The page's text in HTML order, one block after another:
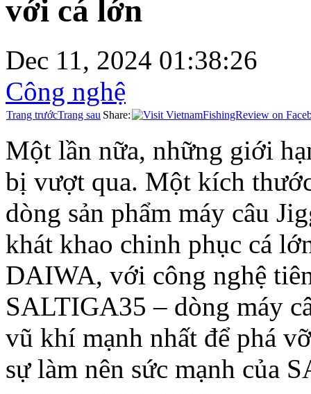
với cá lớn
Dec 11, 2024 01:38:26
Công nghệ
Trang trướcTrang sau Share:
Một lần nữa, những giới
bị vượt qua. Một kích
dòng sản phẩm máy câu
khát khao chinh phục cá
DAIWA, với công nghệ
SALTIGA35 – dòng máy
vũ khí mạnh nhất để phá
sự làm nên sức mạnh của